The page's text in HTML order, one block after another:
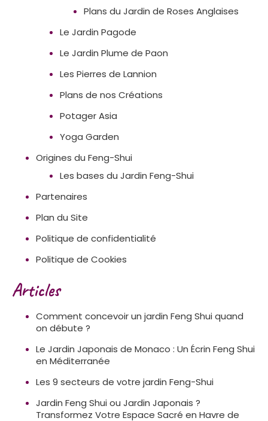
Plans du Jardin de Roses Anglaises
Le Jardin Pagode
Le Jardin Plume de Paon
Les Pierres de Lannion
Plans de nos Créations
Potager Asia
Yoga Garden
Origines du Feng-Shui
Les bases du Jardin Feng-Shui
Partenaires
Plan du Site
Politique de confidentialité
Politique de Cookies
Articles
Comment concevoir un jardin Feng Shui quand
on débute ?
Le Jardin Japonais de Monaco : Un Écrin Feng Shui
en Méditerranée
Les 9 secteurs de votre jardin Feng-Shui
Jardin Feng Shui ou Jardin Japonais ?
Transformez Votre Espace Sacré en Havre de